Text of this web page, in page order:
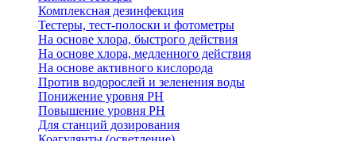
Комплексная дезинфекция
Тестеры, тест-полоски и фотометры
На основе хлора, быстрого действия
На основе хлора, медленного действия
На основе активного кислорода
Против водорослей и зеленения воды
Понижение уровня РН
Повышение уровня РН
Для станций дозирования